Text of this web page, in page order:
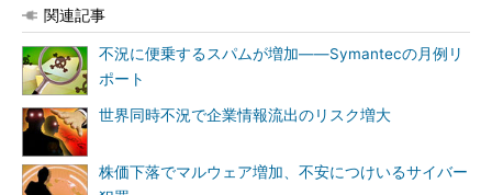
関連記事
不況に便乗するスパムが増加――Symantecの月例リ
ポート
世界同時不況で企業情報流出のリスク増大
株価下落でマルウェア増加、不安につけいるサイバー